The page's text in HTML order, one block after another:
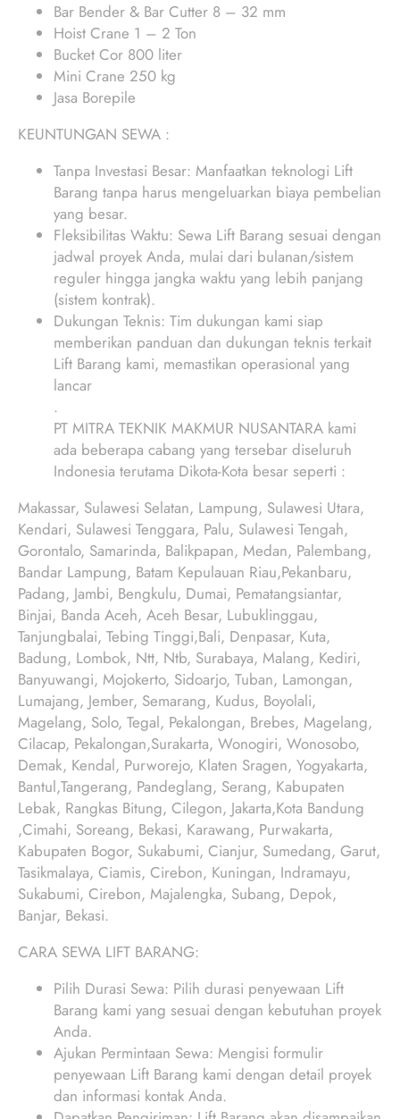
Bar Bender & Bar Cutter 8 – 32 mm
Hoist Crane 1 – 2 Ton
Bucket Cor 800 liter
Mini Crane 250 kg
Jasa Borepile
KEUNTUNGAN SEWA :
Tanpa Investasi Besar: Manfaatkan teknologi Lift
Barang tanpa harus mengeluarkan biaya pembelian
yang besar.
Fleksibilitas Waktu: Sewa Lift Barang sesuai dengan
jadwal proyek Anda, mulai dari bulanan/sistem
reguler hingga jangka waktu yang lebih panjang
(sistem kontrak).
Dukungan Teknis: Tim dukungan kami siap
memberikan panduan dan dukungan teknis terkait
Lift Barang kami, memastikan operasional yang
lancar
.
PT MITRA TEKNIK MAKMUR NUSANTARA kami
ada beberapa cabang yang tersebar diseluruh
Indonesia terutama Dikota-Kota besar seperti :
Makassar, Sulawesi Selatan, Lampung, Sulawesi Utara,
Kendari, Sulawesi Tenggara, Palu, Sulawesi Tengah,
Gorontalo, Samarinda, Balikpapan, Medan, Palembang,
Bandar Lampung, Batam Kepulauan Riau,Pekanbaru,
Padang, Jambi, Bengkulu, Dumai, Pematangsiantar,
Binjai, Banda Aceh, Aceh Besar, Lubuklinggau,
Tanjungbalai, Tebing Tinggi,Bali, Denpasar, Kuta,
Badung, Lombok, Ntt, Ntb, Surabaya, Malang, Kediri,
Banyuwangi, Mojokerto, Sidoarjo, Tuban, Lamongan,
Lumajang, Jember, Semarang, Kudus, Boyolali,
Magelang, Solo, Tegal, Pekalongan, Brebes, Magelang,
Cilacap, Pekalongan,Surakarta, Wonogiri, Wonosobo,
Demak, Kendal, Purworejo, Klaten Sragen, Yogyakarta,
Bantul,Tangerang, Pandeglang, Serang, Kabupaten
Lebak, Rangkas Bitung, Cilegon, Jakarta,Kota Bandung
,Cimahi, Soreang, Bekasi, Karawang, Purwakarta,
Kabupaten Bogor, Sukabumi, Cianjur, Sumedang, Garut,
Tasikmalaya, Ciamis, Cirebon, Kuningan, Indramayu,
Sukabumi, Cirebon, Majalengka, Subang, Depok,
Banjar, Bekasi.
CARA SEWA LIFT BARANG:
Pilih Durasi Sewa: Pilih durasi penyewaan Lift
Barang kami yang sesuai dengan kebutuhan proyek
Anda.
Ajukan Permintaan Sewa: Mengisi formulir
penyewaan Lift Barang kami dengan detail proyek
dan informasi kontak Anda.